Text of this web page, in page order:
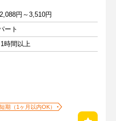
円～3,510円
ート
時間以上
短期（1ヶ月以内OK）